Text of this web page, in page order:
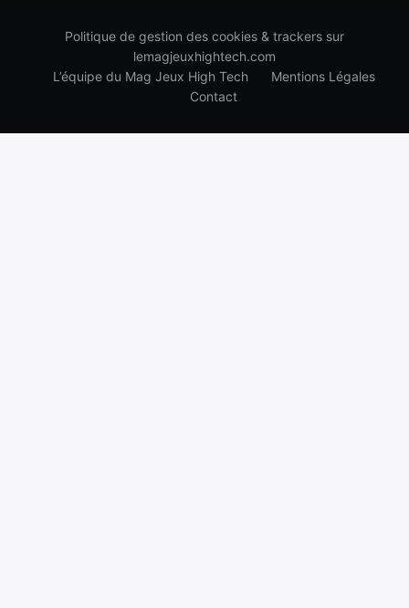
Politique de gestion des cookies & trackers sur
lemagjeuxhightech.com
L’équipe du Mag Jeux High Tech
Mentions Légales
Contact